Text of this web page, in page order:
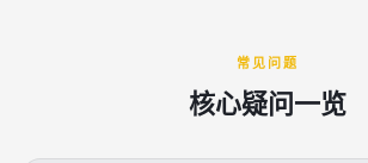
常见问题
核心疑问一览